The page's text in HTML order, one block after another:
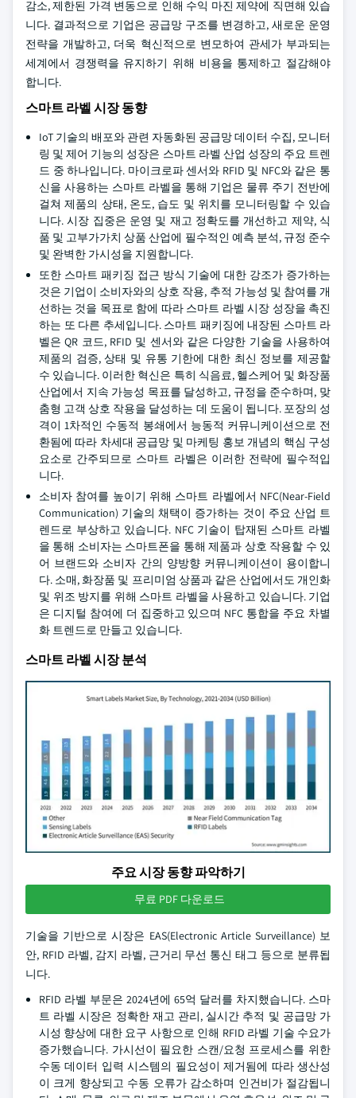
감소, 제한된 가격 변동으로 인해 수익 마진 제약에 직면해 있습
니다. 결과적으로 기업은 공급망 구조를 변경하고, 새로운 운영
전략을 개발하고, 더욱 혁신적으로 변모하여 관세가 부과되는
세계에서 경쟁력을 유지하기 위해 비용을 통제하고 절감해야
합니다.
스마트 라벨 시장 동향
IoT 기술의 배포와 관련 자동화된 공급망 데이터 수집, 모니터
링 및 제어 기능의 성장은 스마트 라벨 산업 성장의 주요 트렌
드 중 하나입니다. 마이크로파 센서와 RFID 및 NFC와 같은 통
신을 사용하는 스마트 라벨을 통해 기업은 물류 주기 전반에
걸쳐 제품의 상태, 온도, 습도 및 위치를 모니터링할 수 있습
니다. 시장 집중은 운영 및 재고 정확도를 개선하고 제약, 식
품 및 고부가가치 상품 산업에 필수적인 예측 분석, 규정 준수
및 완벽한 가시성을 지원합니다.
또한 스마트 패키징 접근 방식 기술에 대한 강조가 증가하는
것은 기업이 소비자와의 상호 작용, 추적 가능성 및 참여를 개
선하는 것을 목표로 함에 따라 스마트 라벨 시장 성장을 촉진
하는 또 다른 추세입니다. 스마트 패키징에 내장된 스마트 라
벨은 QR 코드, RFID 및 센서와 같은 다양한 기술을 사용하여
제품의 검증, 상태 및 유통 기한에 대한 최신 정보를 제공할
수 있습니다. 이러한 혁신은 특히 식음료, 헬스케어 및 화장품
산업에서 지속 가능성 목표를 달성하고, 규정을 준수하며, 맞
춤형 고객 상호 작용을 달성하는 데 도움이 됩니다. 포장의 성
격이 1차적인 수동적 봉쇄에서 능동적 커뮤니케이션으로 전
환됨에 따라 차세대 공급망 및 마케팅 홍보 개념의 핵심 구성
요소로 간주되므로 스마트 라벨은 이러한 전략에 필수적입
니다.
소비자 참여를 높이기 위해 스마트 라벨에서 NFC(Near-Field
Communication) 기술의 채택이 증가하는 것이 주요 산업 트
렌드로 부상하고 있습니다. NFC 기술이 탑재된 스마트 라벨
을 통해 소비자는 스마트폰을 통해 제품과 상호 작용할 수 있
어 브랜드와 소비자 간의 양방향 커뮤니케이션이 용이합니
다. 소매, 화장품 및 프리미엄 상품과 같은 산업에서도 개인화
및 위조 방지를 위해 스마트 라벨을 사용하고 있습니다. 기업
은 디지털 참여에 더 집중하고 있으며 NFC 통합을 주요 차별
화 트렌드로 만들고 있습니다.
스마트 라벨 시장 분석
주요 시장 동향 파악하기
무료 PDF 다운로드
기술을 기반으로 시장은 EAS(Electronic Article Surveillance) 보
안, RFID 라벨, 감지 라벨, 근거리 무선 통신 태그 등으로 분류됩
니다.
RFID 라벨 부문은 2024년에 65억 달러를 차지했습니다. 스마
트 라벨 시장은 정확한 재고 관리, 실시간 추적 및 공급망 가
시성 향상에 대한 요구 사항으로 인해 RFID 라벨 기술 수요가
증가했습니다. 가시선이 필요한 스캔/요청 프로세스를 위한
수동 데이터 입력 시스템의 필요성이 제거됨에 따라 생산성
이 크게 향상되고 수동 오류가 감소하며 인건비가 절감됩니